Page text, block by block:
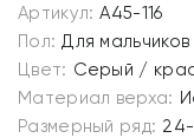
Артикул: A45-116
Пол: Для мальчиков
Цвет: Серый /
Материал верха:
Размерный ряд: